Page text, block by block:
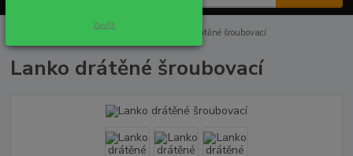
A zde je vše pohromadě Lanko drátěné šroubovací
Lanko drátěné šroubovací
Zavřít